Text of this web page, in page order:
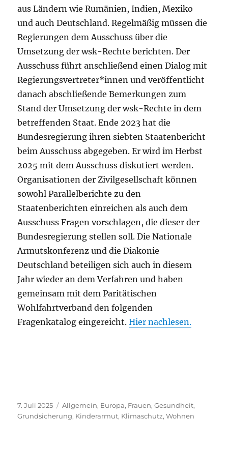
aus Ländern wie Rumänien, Indien, Mexiko
und auch Deutschland. Regelmäßig müssen die
Regierungen dem Ausschuss über die
Umsetzung der wsk-Rechte berichten. Der
Ausschuss führt anschließend einen Dialog mit
Regierungsvertreter*innen und veröffentlicht
danach abschließende Bemerkungen zum
Stand der Umsetzung der wsk-Rechte in dem
betreffenden Staat. Ende 2023 hat die
Bundesregierung ihren siebten Staatenbericht
beim Ausschuss abgegeben. Er wird im Herbst
2025 mit dem Ausschuss diskutiert werden.
Organisationen der Zivilgesellschaft können
sowohl Parallelberichte zu den
Staatenberichten einreichen als auch dem
Ausschuss Fragen vorschlagen, die dieser der
Bundesregierung stellen soll. Die Nationale
Armutskonferenz und die Diakonie
Deutschland beteiligen sich auch in diesem
Jahr wieder an dem Verfahren und haben
gemeinsam mit dem Paritätischen
Wohlfahrtverband den folgenden
Fragenkatalog eingereicht.Hier nachlesen.
Veröffentlicht
am
7. Juli 2025 Kategorien
Allgemein, Europa, Frauen,Gesundheit,
Grundsicherung, Kinderarmut, Klimaschutz,Wohnen